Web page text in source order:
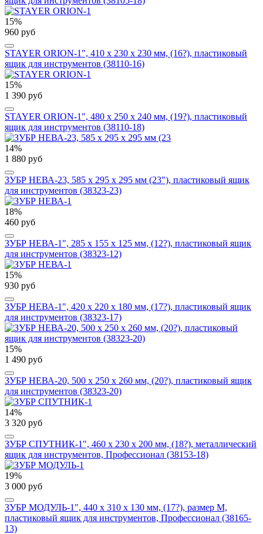
15%
960 руб
STAYER ORION-1", 410 x 230 x 230 мм, (16?), пластиковый
ящик для инструментов (38110-16)
15%
1 390 руб
STAYER ORION-1", 480 х 250 х 240 мм, (19?), пластиковый
ящик для инструментов (38110-18)
14%
1 880 руб
ЗУБР НЕВА-23, 585 х 295 х 295 мм (23"), пластиковый ящик
для инструментов (38323-23)
18%
460 руб
ЗУБР НЕВА-1", 285 х 155 х 125 мм, (12?), пластиковый ящик
для инструментов (38323-12)
15%
930 руб
ЗУБР НЕВА-1", 420 х 220 х 180 мм, (17?), пластиковый ящик
для инструментов (38323-17)
15%
1 490 руб
ЗУБР НЕВА-20, 500 х 250 х 260 мм, (20?), пластиковый ящик
для инструментов (38323-20)
14%
3 320 руб
ЗУБР СПУТНИК-1", 460 х 230 х 200 мм, (18?), металлический
ящик для инструментов, Профессионал (38153-18)
19%
3 000 руб
ЗУБР МОДУЛЬ-1", 440 х 310 х 130 мм, (17?), размер M,
пластиковый ящик для инструментов, Профессионал (38165-
13)